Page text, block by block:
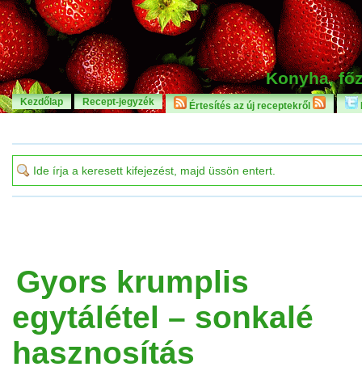
Konyha,
Kezdőlap Recept-jegyzék Értesítés az új receptekről
Gyors krumplis
egytálétel – sonkalé
hasznosítás